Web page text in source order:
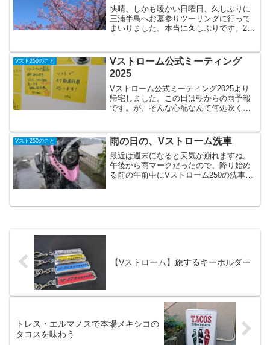
快晴、しかも暖かい日曜日、久しぶりに
三浦半島へお墓参りツーリングに行って
まいりました。本当に久しぶりです。2年
霊園になります。ここに祖父母と姉のお
墓があります。少しだけ...
Vスト250のこと
Vストローム公式ミーティング
2025
Vストローム公式ミーティング2025より
帰宅しました。この日は朝からの雨予報
です。が、そんな心配なんて何処吹く風
です。カリカリのベーコンと、ふわふわ
のスクランブルエッグ...
Vスト250のこと 雨の日の、Vストローム洗車
最近は週末になると天気が崩れますね。
午後から雨マークだったので、降り始め
る前の午前中にVストローム250の洗車を
シ洗います。そのあとペーパータオルで
【Vストローム】旅するキーホルダー
トレス・エルマノスで本場メキシコの
タコスを味わう